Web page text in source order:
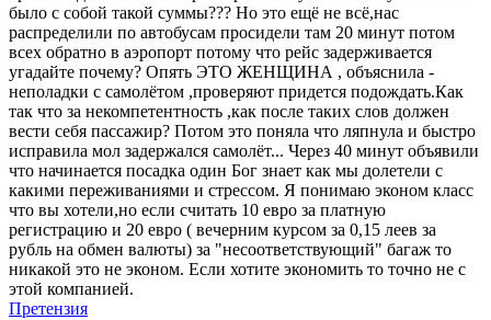
было с собой такой суммы??? Но это ещё не всё,нас
распределили по автобусам просидели там 20 минут потом
всех обратно в аэропорт потому что рейс задерживается
угадайте почему? Опять ЭТО ЖЕНЩИНА , объяснила -
неполадки с самолётом ,проверяют придется подождать.Как
так что за некомпетентность ,как после таких слов должен
вести себя пассажир? Потом это поняла что ляпнула и быстро
исправила мол задержался самолёт... Через 40 минут объявили
что начинается посадка один Бог знает как мы долетели с
какими переживаниями и стрессом. Я понимаю эконом класс
что вы хотели,но если считать 10 евро за платную
регистрацию и 20 евро ( вечерним курсом за 0,15 леев за
рубль на обмен валюты) за "несоответствующий" багаж то
никакой это не эконом. Если хотите экономить то точно не с
этой компанией.
Претензия